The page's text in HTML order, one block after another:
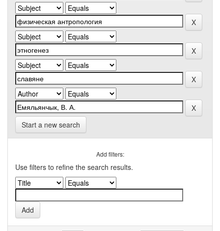
Start a new search
Add filters:
Use filters to refine the search results.